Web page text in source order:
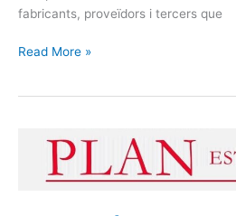
fabricants, proveïdors i tercers que
Read More »
Estratègia
sistema